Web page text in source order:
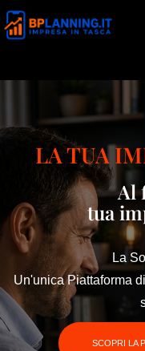
LA TUA
Al
tua
La
Un'unica Piattaforma
SCOPRI LA